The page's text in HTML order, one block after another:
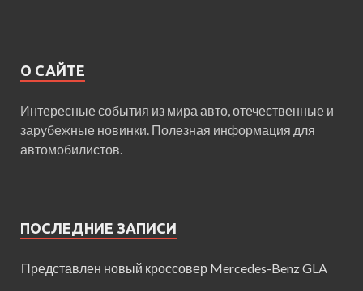
О САЙТЕ
Интересные события из мира авто, отечественные и
зарубежные новинки. Полезная информация для
автомобилистов.
ПОСЛЕДНИЕ ЗАПИСИ
Представлен новый кроссовер Mercedes-Benz GLA